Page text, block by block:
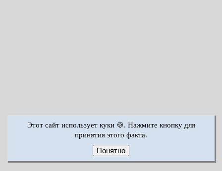
Этот сайт использует куки 🍪. Нажмите кнопку для
принятия этого факта.
Понятно